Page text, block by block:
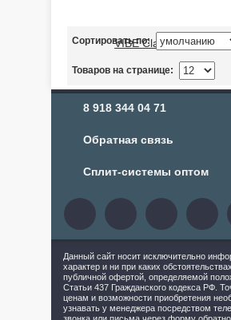
Сортировать по:
Товаров на странице:
8 918 344 04 71
Обратная связь
Сплит-системы оптом
Данный сайт носит исключительно
характер и ни при каких
публичной офертой, определяемой
Статьи 437 Гражданского кодекса РФ.
ценам и возможности приобретения
узнавать у менеджера посредством